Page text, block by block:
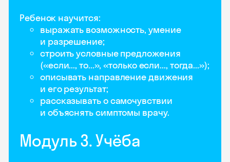
Ребенок научится:
выражать возможность, умение
и разрешение;
строить условные предложения
(«если..., то...», «только если..., тогда...»);
описывать направление движения
и его результат;
рассказывать о самочувствии
и объяснять симптомы врачу.
Модуль 3. Учёба